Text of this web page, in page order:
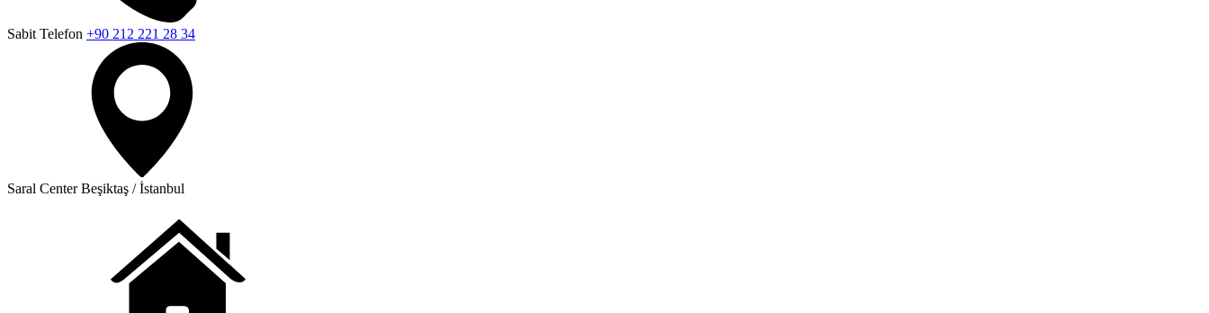
Sabit Telefon +90 212 221 28 34
Saral CenterBeşiktaş / İstanbul